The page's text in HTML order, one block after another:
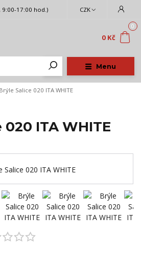
Menu
CZK
9:00-17:00 hod.)
0
0 Kč
Brýle Salice 020 ITA WHITE
ITA WHITE